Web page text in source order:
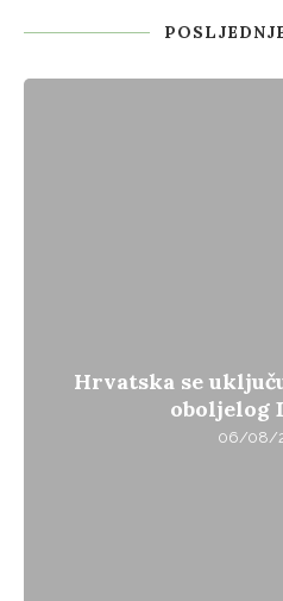
Hrvatska se
oboljelog
06/08/